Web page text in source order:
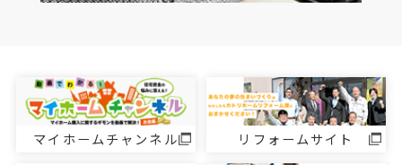
マイホームチャンネル リフォームサイト